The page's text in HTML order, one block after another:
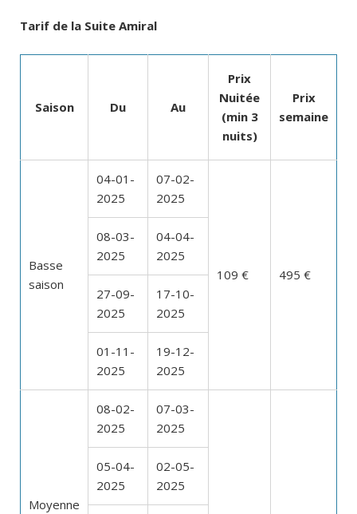
Tarif de la Suite Amiral
Saison Du Au
Prix
Nuitée
(min 3
nuits)
Prix
semaine
Basse
saison
04-01-
2025
07-02-
2025
109 € 495 €
08-03-
2025
04-04-
2025
27-09-
2025
17-10-
2025
01-11-
2025
19-12-
2025
Moyenne
08-02-
2025
07-03-
2025
05-04-
2025
02-05-
2025